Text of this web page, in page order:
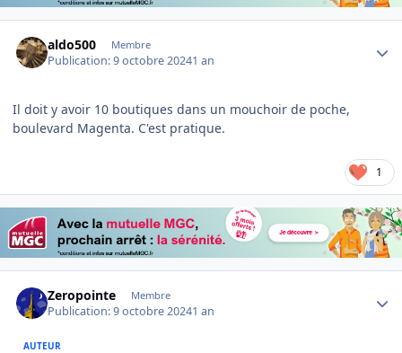
aldo500 Membre
Publication:9 octobre 20241 an
Il doit y avoir 10 boutiques dans un mouchoir de poche,
boulevard Magenta. C'est pratique.
1
Zeropointe Membre
Publication:9 octobre 20241 an
AUTEUR